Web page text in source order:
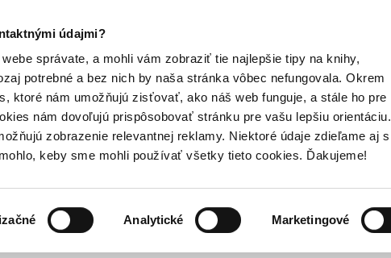
údajmi?
správate, a mohli vám zobraziť tie najlepšie tipy na knihy,
potrebné a bez nich by naša stránka vôbec nefungovala. Okrem
ktoré nám umožňujú zisťovať, ako náš web funguje, a stále ho pre
nám dovoľujú prispôsobovať stránku pre vašu lepšiu orientáciu.
zobrazenie relevantnej reklamy. Niektoré údaje zdieľame aj s
keby sme mohli používať všetky tieto cookies. Ďakujeme!
Analytické Marketingové